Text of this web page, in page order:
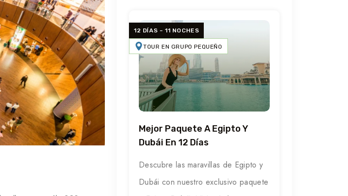
12 DÍAS – 11 NOCHES
TOUR EN GRUPO PEQUEÑO
Mejor Paquete A Egipto Y
Dubái En 12 Días
Descubre las maravillas de Egipto y
Dubái con nuestro exclusivo paquete